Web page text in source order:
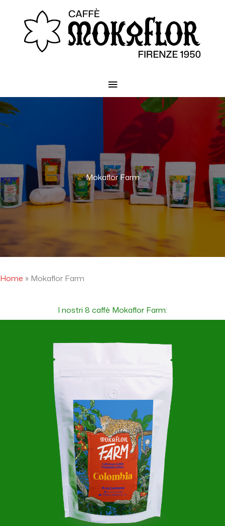
principale
Mokaflor Farm
Home » Mokaflor Farm
I nostri 8 caffè Mokaflor Farm: